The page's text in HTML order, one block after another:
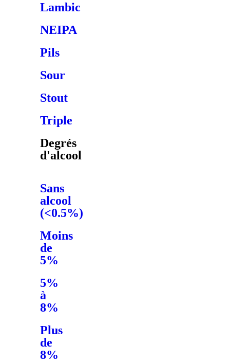
Lambic
NEIPA
Pils
Sour
Stout
Triple
Degrés
d'alcool
Sans
alcool
(<0.5%)
Moins
de
5%
5%
à
8%
Plus
de
8%